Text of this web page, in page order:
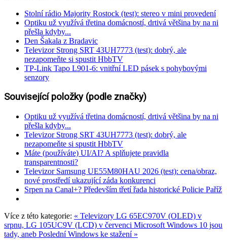
Stolní rádio Majority Rostock (test): stereo v mini provedení
Optiku už využívá třetina domácností, drtivá většina by na ni
přešla kdyby...
Den Šakala z Bradavic
Televizor Strong SRT 43UH7773 (test): dobrý, ale
nezapomeňte si spustit HbbTV
TP-Link Tapo L901-6: vnitřní LED pásek s pohybovými
senzory
Související položky (podle značky)
Optiku už využívá třetina domácností, drtivá většina by na ni
přešla kdyby...
Televizor Strong SRT 43UH7773 (test): dobrý, ale
nezapomeňte si spustit HbbTV
Máte (používáte) UI/AI? A splňujete pravidla
transparentnosti?
Televizor Samsung UE55M80HAU 2026 (test): cena/obraz,
nové prostředí ukazující záda konkurenci
Srpen na Canal+? Především třetí řada historické Policie Paříž
Více z této kategorie: « Televizory LG 65EC970V (OLED) v
srpnu, LG 105UC9V (LCD) v červenci Microsoft Windows 10 jsou
tady, aneb Poslední Windows ke stažení »